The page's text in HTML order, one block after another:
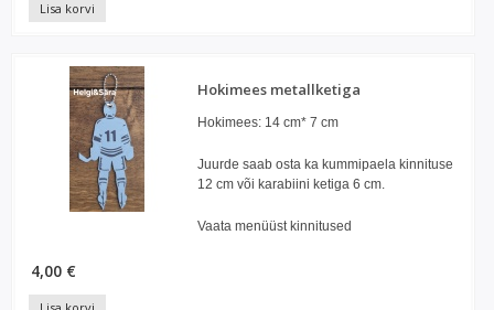
Lisa korvi
Hokimees metallketiga
Hokimees: 14 cm* 7 cm
Juurde saab osta ka kummipaela kinnituse
12 cm või karabiini ketiga 6 cm.
Vaata menüüst kinnitused
4,00 €
Lisa korvi